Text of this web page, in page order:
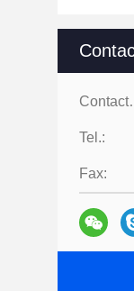
Tel.:
Fax: